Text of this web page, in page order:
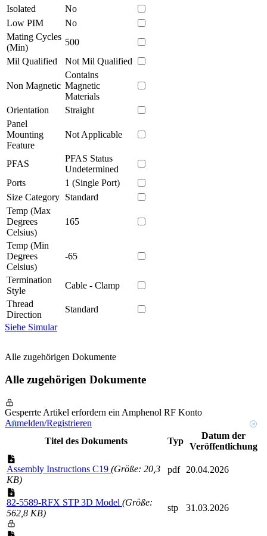
Isolated
No
Low PIM
No
Mating Cycles
(Min)
500
Mil Qualified
Not Mil Qualified
Non Magnetic
Contains
Magnetic
Materials
Orientation
Straight
Panel
Mounting
Feature
Not Applicable
PFAS
PFAS Status
Undetermined
Ports
1 (Single Port)
Size Category Standard
Temp (Max
Degrees
Celsius)
165
Temp (Min
Degrees
Celsius)
-65
Termination
Style
Cable - Clamp
Thread
Direction
Standard
Siehe Simular
Alle zugehörigen Dokumente
Alle zugehörigen Dokumente
Gesperrte Artikel erfordern ein Amphenol RF Konto
Anmelden/Registrieren
Titel des Dokuments
Typ
Datum der
Veröffentlichung
Assembly Instructions C19 (Größe: 20,3
KB)
pdf 20.04.2026
82-5589-RFX STP 3D Model (Größe:
562,8 KB)
stp 31.03.2026